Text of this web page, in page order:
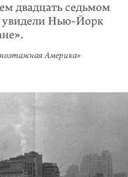
двадцать седьмом
увидели Нью-Йорк
Америка»